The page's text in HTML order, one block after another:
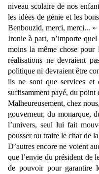
niveau scolaire de nos
les idées de génie et les
Benbouzid, merci, merci... »
Ironie à part, n’importe
moins la même chose pour
réalisations ne devraient
politique ni devraient être
ils ne sont que services et
suffisamment payé, du point
Malheureusement, chez
gouverneur, du monarque,
l’univers, seul lui fait
pousser ou traire le char de
D’autres encore ne voient
que l’envie du président de
de pouvoir pour garantire